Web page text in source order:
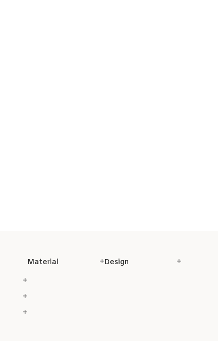
Material Design